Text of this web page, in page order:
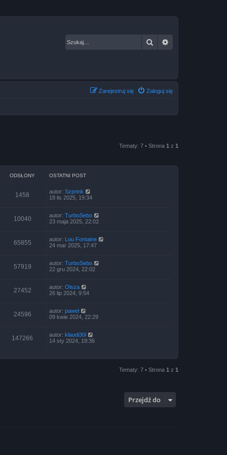
Szukaj
Zaloguj się
Zarejestruj się
Tematy: 7 • Strona 1 z 1
ODSŁONY OSTATNI POST
1458 autor: Szprink
18 lis 2025, 19:34
10040 autor: TurboSebo
23 maja 2025, 22:02
65855 autor: Lou Fontaine
24 mar 2025, 17:47
57919 autor: TurboSebo
22 gru 2024, 22:02
27452 autor: Olsza
26 lip 2024, 9:54
24596 autor: pawel
09 kwie 2024, 22:29
147266 autor: klaudi30i
14 sty 2024, 19:36
Tematy: 7 • Strona 1 z 1
Przejdź do